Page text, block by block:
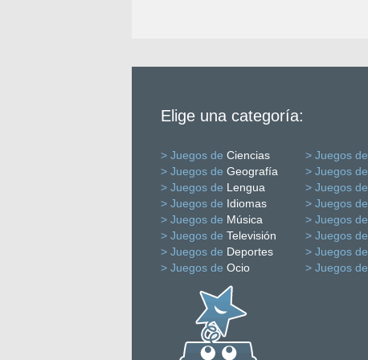
Elige una categoría:
> Juegos de Ciencias > Juegos de
> Juegos de Geografía > Juegos de
> Juegos de Lengua > Juegos de
> Juegos de Idiomas > Juegos de
> Juegos de Música > Juegos de
> Juegos de Televisión > Juegos de
> Juegos de Deportes > Juegos de
> Juegos de Ocio > Juegos de